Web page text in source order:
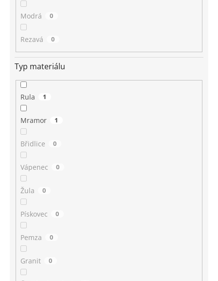
Modrá 0
Rezavá 0
Typ materiálu
Rula 1
Mramor 1
Břidlice 0
Vápenec 0
Žula 0
Pískovec 0
Pemza 0
Granit 0